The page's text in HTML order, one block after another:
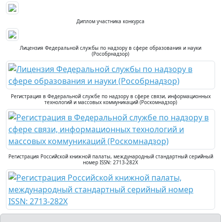
Диплом участника конкурса
Лицензия Федеральной службы по надзору в сфере образования и науки
(Рособрнадзор)
Регистрация в Федеральной службе по надзору в сфере связи, информационных
технологий и массовых коммуникаций (Роскомнадзор)
Регистрация Российской книжной палаты, международный стандартный серийный
номер ISSN: 2713-282X